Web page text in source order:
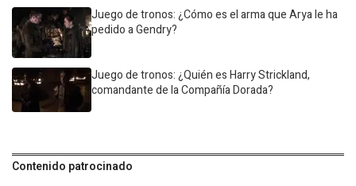
Juego de tronos: ¿Cómo es el arma que Arya le ha
pedido a Gendry?
Juego de tronos: ¿Quién es Harry Strickland,
comandante de la Compañía Dorada?
Contenido patrocinado